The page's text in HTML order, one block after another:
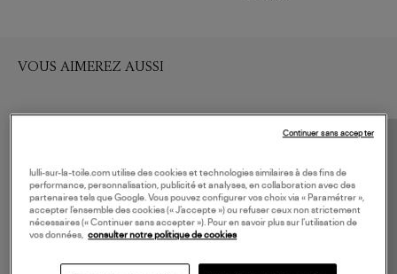
VOUS AIMEREZ AUSSI
lulli-sur-la-toile.com utilise des cookies et technologies similaires à des fins de
performance, personnalisation, publicité et analyses, en collaboration avec des
partenaires tels que Google. Vous pouvez configurer vos choix via « Paramétrer »,
accepter l’ensemble des cookies (« J’accepte ») ou refuser ceux non strictement
nécessaires (« Continuer sans accepter »). Pour en savoir plus sur l’utilisation de
vos données,
consulter notre politique de cookies
Continuer sans accepter